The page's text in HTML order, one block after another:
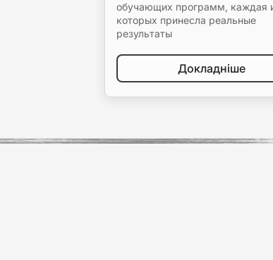
обучающих программ, каждая
которых принесла реальные
результаты
Докладніше